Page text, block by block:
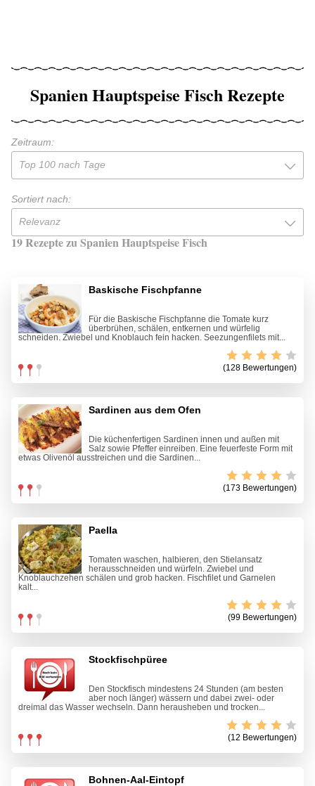
Spanien Hauptspeise Fisch Rezepte
Zeitraum:
Top 100 nach Tage
Sortiert nach:
Relevanz
19 Rezepte zu Spanien Hauptspeise Fisch
Baskische Fischpfanne
Für die Baskische Fischpfanne die Tomate kurz
überbrühen, schälen, entkernen und würfelig
schneiden. Zwiebel und Knoblauch fein hacken. Seezungenfilets mit...
(128 Bewertungen)
Sardinen aus dem Ofen
Die küchenfertigen Sardinen innen und außen mit
Salz sowie Pfeffer einreiben. Eine feuerfeste Form mit
etwas Olivenöl ausstreichen und die Sardinen...
(173 Bewertungen)
Paella
Tomaten waschen, halbieren, den Stielansatz
herausschneiden und würfeln. Zwiebel und
Knoblauchzehen schälen und grob hacken. Fischfilet und Garnelen
kalt...
(99 Bewertungen)
Stockfischpüree
Den Stockfisch mindestens 24 Stunden (am besten
aber noch länger) wässern und dabei zwei- oder
dreimal das Wasser wechseln. Dann herausheben und trocken...
(12 Bewertungen)
Bohnen-Aal-Eintopf